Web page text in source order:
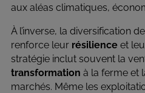
aux aléas climatiques,
À l’inverse, la diversification
renforce leur résilience et
stratégie inclut souvent la
transformation à la ferme et
marchés. Même les